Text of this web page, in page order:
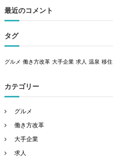
最近のコメント
タグ
グルメ 働き方改革 大手企業 求人 温泉 移住
カテゴリー
グルメ
働き方改革
大手企業
求人